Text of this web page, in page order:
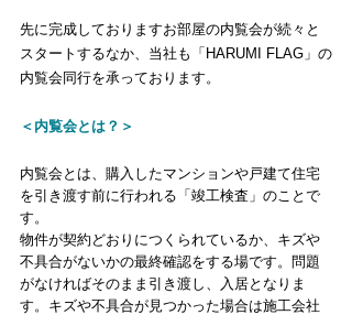
先に完成しておりますお部屋の内覧会が続々と
スタートするなか、当社も「HARUMI FLAG」の
内覧会同行を承っております。
＜内覧会とは？＞
内覧会とは、購入したマンションや戸建て住宅
を引き渡す前に行われる「竣工検査」のことで
す。
物件が契約どおりにつくられているか、キズや
不具合がないかの最終確認をする場です。問題
がなければそのまま引き渡し、入居となりま
す。キズや不具合が見つかった場合は施工会社